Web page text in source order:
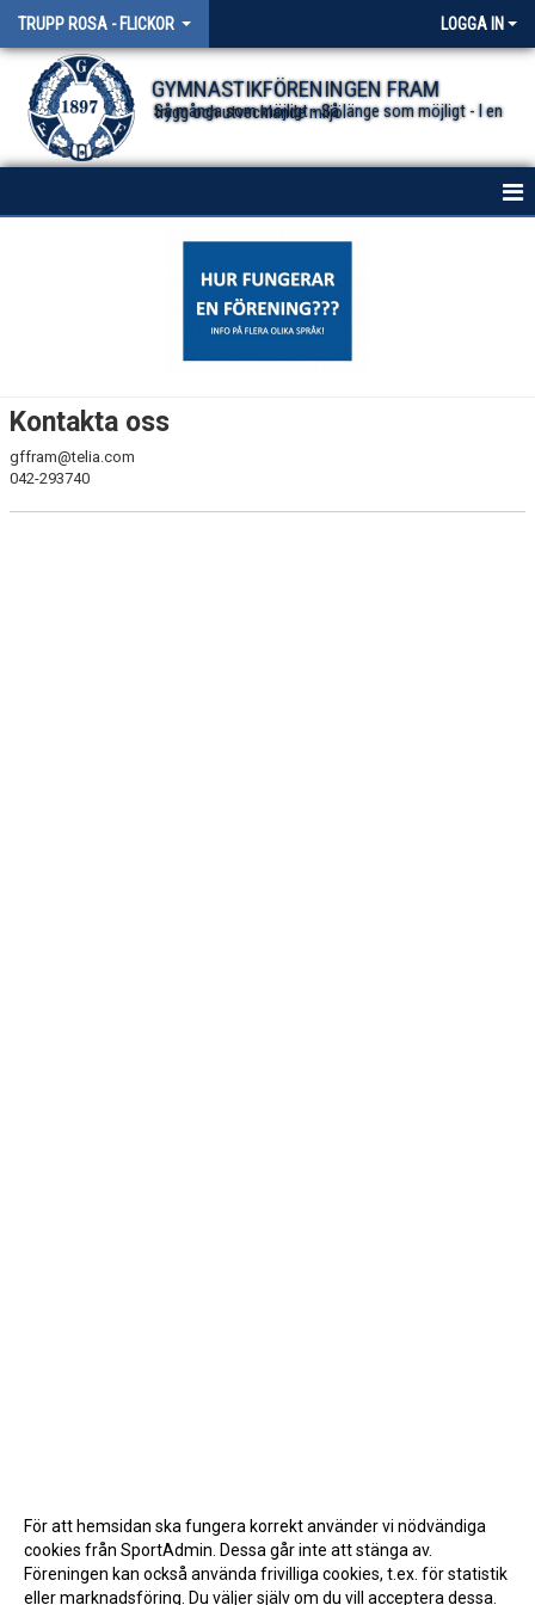
TRUPP ROSA - FLICKOR LOGGA IN
GYMNASTIKFÖRENINGEN FRAM
Så många som möjligt - Så länge som möjligt - I en trygg och utvecklande miljö.
Kontakta oss
gffram@telia.com
042-293740
För att hemsidan ska fungera korrekt använder vi nödvändiga
cookies från SportAdmin. Dessa går inte att stänga av.
Föreningen kan också använda frivilliga cookies, t.ex. för statistik
eller marknadsföring. Du väljer själv om du vill acceptera dessa.